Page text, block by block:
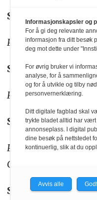
Salatmester`n AS
Santa Maria
Grill, asiatiske
SCA Hygiene
Informasjonskapsler og
For å gi deg relevante
informasjon fra ditt besøk
deg mot dette under
For øvrig bruker vi
analyse, for å
og for å utvikle og tilby
personvernerklæring.
Ditt digitale fagblad skal
trykte bladet alltid har
annonseplass. I digital
dine besøk på nettstedet
kontinuerlig, slik at du
Avvis alle